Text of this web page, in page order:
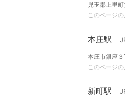
児玉郡上里
このページ
本庄駅
本庄市銀座３
このページ
新町駅